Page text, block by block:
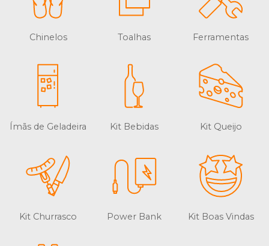
Chinelos Toalhas Ferramentas
Ímãs de Geladeira Kit Bebidas Kit Queijo
Kit Churrasco Power Bank Kit Boas Vindas